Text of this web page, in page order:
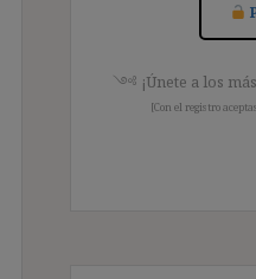
༺ ¡Únete a los
[Con el registro